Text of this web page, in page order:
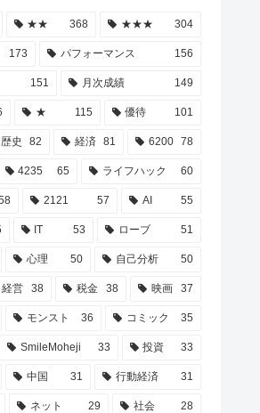
★★ 368 ★★★ 304
173 パフォーマンス 156
151 月次成績 149
★ 115 優待 101
歴史 82 経済 81 6200 78
4235 65 ライフハック 60
2121 57 AI 55
IT 53 ローブ 51
心理 50 自己分析 50
経営 38 税金 38 映画 37
モンスト 36 コミック 35
SmileMoheji 33 投資 33
中国 31 行動経済 31
ネット 29 社会 28